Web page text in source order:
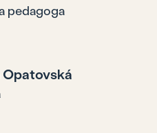
pedagoga